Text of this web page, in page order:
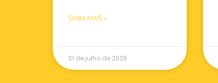
SAIBA MAIS »
31 de julho de 2026